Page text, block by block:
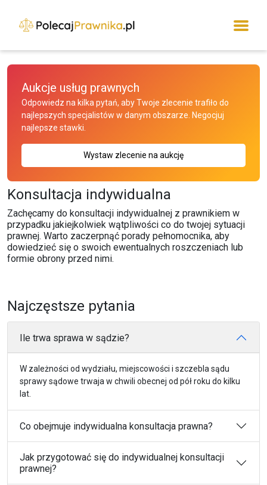
Aukcje usług prawnych
Odpowiedz na kilka pytań, aby Twoje zlecenie trafiło do
najlepszych specjalistów w danym obszarze. Negocjuj
najlepsze stawki.
Wystaw zlecenie na aukcję
Konsultacja indywidualna
Zachęcamy do konsultacji indywidualnej z prawnikiem w
przypadku jakiejkolwiek wątpliwości co do twojej sytuacji
prawnej. Warto zaczerpnąć porady pełnomocnika, aby
dowiedzieć się o swoich ewentualnych roszczeniach lub
formie obrony przed nimi.
Najczęstsze pytania
Ile trwa sprawa w sądzie?
W zależności od wydziału, miejscowości i szczebla sądu
sprawy sądowe trwaja w chwili obecnej od pół roku do kilku
lat.
Co obejmuje indywidualna konsultacja prawna?
Jak przygotować się do indywidualnej konsultacji
prawnej?